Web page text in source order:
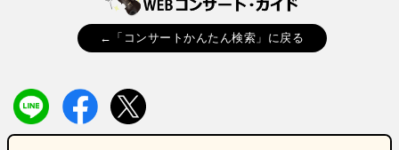
←「コンサートかんたん検索」に戻る